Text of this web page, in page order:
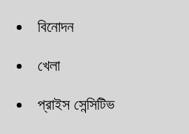
বিনোদন
খেলা
প্রাইস সেন্সিটিভ